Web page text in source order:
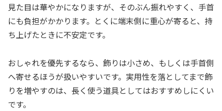
見た目は華やかになりますが、そのぶん振れやすく、手首
にも負担がかかります。とくに端末側に重心が寄ると、持
ち上げたときに不安定です。
おしゃれを優先するなら、飾りは小さめ、もしくは手首側
へ寄せるほうが扱いやすいです。実用性を落としてまで飾
りを増やすのは、長く使う道具としてはおすすめしにくい
です。